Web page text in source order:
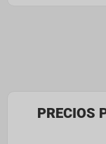
PRECIOS